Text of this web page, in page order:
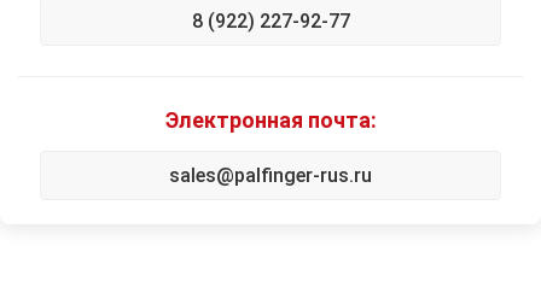
8 (922) 227-92-77
Электронная почта:
sales@palfinger-rus.ru